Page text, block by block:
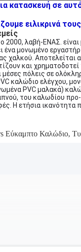
κατασκευή σε
ειλικρινά
2000, λαβή-ΕΝΑΣ.
ένα μονωμένο
χαλκού. Αποτελείται
και
μέσες πόλεις σε
καλώδιο ελέγχου,
PVC μαλακά)
του καλωδίου
Η ετήσια ικανότητα
Εύκαμπτο Καλώδιο,